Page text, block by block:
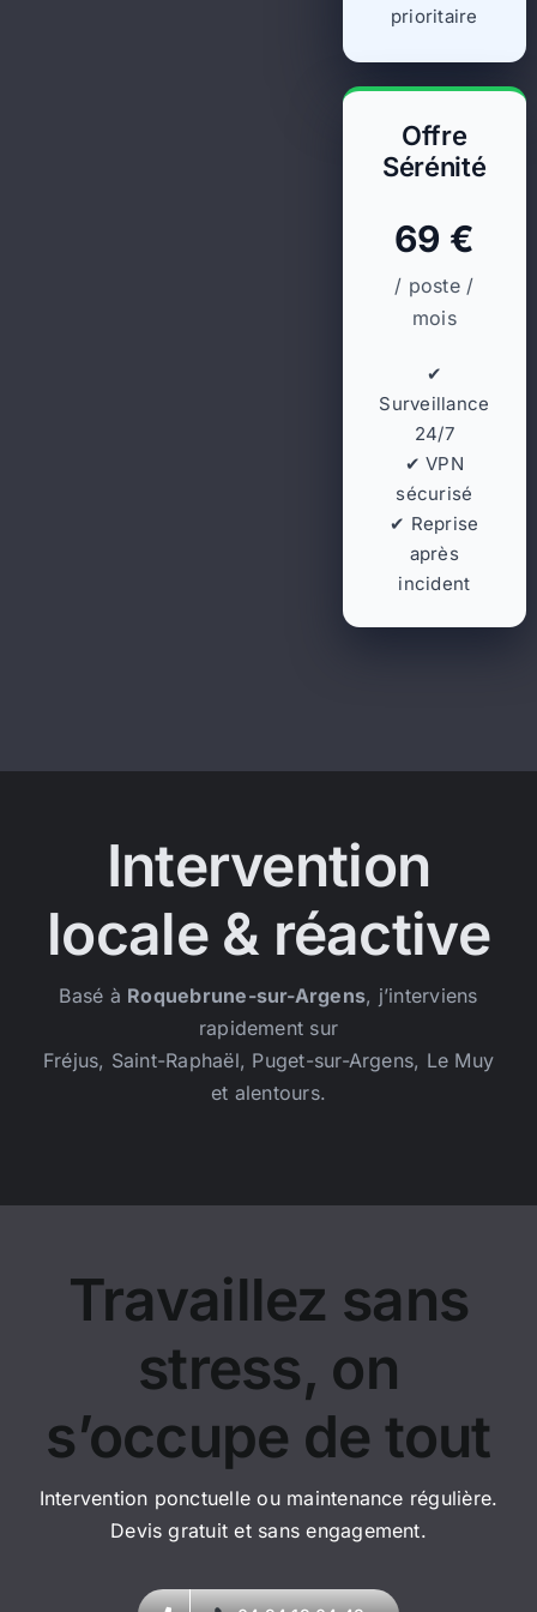
prioritaire
Offre
Sérénité
69 €
/ poste /
mois
✔
Surveillance
24/7
✔ VPN
sécurisé
✔ Reprise
après
incident
Intervention
locale & réactive
Basé à Roquebrune-sur-Argens, j’interviens
rapidement sur
Fréjus, Saint-Raphaël, Puget-sur-Argens, Le Muy
et alentours.
Travaillez sans
stress, on
s’occupe de tout
Intervention ponctuelle ou maintenance régulière.
Devis gratuit et sans engagement.